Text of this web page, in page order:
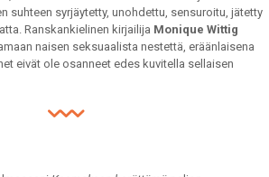
suhteen syrjäytetty, unohdettu, sensuroitu, jätetty
Ranskankielinen kirjailija Monique Wittig
naisen seksuaalista nestettä, eräänlaisena
eivät ole osanneet edes kuvitella sellaisen